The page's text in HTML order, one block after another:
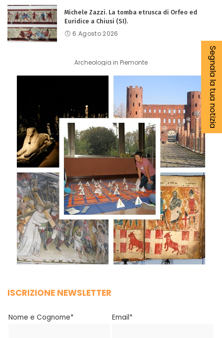
Michele Zazzi. La tomba etrusca di Orfeo ed
Euridice a Chiusi (SI).
6 Agosto 2026
Archeologia in Piemonte
ISCRIZIONE NEWSLETTER
Nome e Cognome* Email*
Segnala la tua notizia